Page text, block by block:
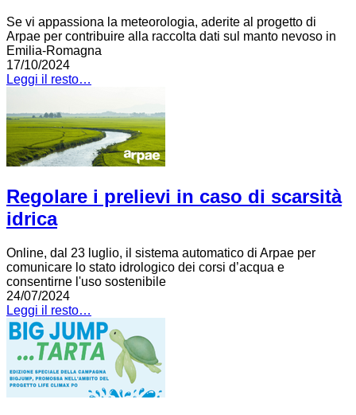
Se vi appassiona la meteorologia, aderite al progetto di
Arpae per contribuire alla raccolta dati sul manto nevoso in
Emilia-Romagna
17/10/2024
Leggi il resto…
Regolare i prelievi in caso di scarsità
idrica
Online, dal 23 luglio, il sistema automatico di Arpae per
comunicare lo stato idrologico dei corsi d’acqua e
consentirne l'uso sostenibile
24/07/2024
Leggi il resto…